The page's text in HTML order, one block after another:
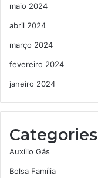
maio 2024
abril 2024
março 2024
fevereiro 2024
janeiro 2024
Categories
Auxílio Gás
Bolsa Família